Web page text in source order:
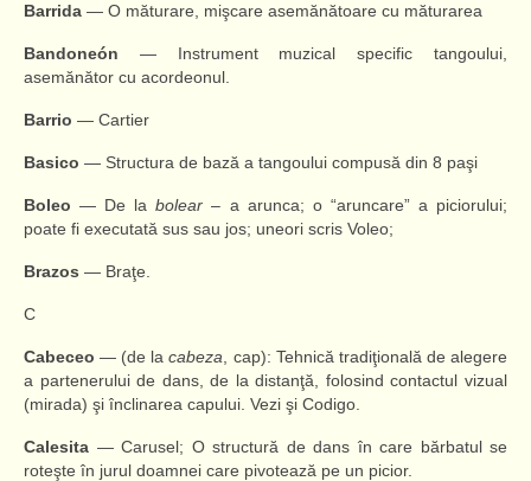
Barrida — O măturare, mişcare asemănătoare cu măturarea
Bandoneón — Instrument muzical specific tangoului,
asemănător cu acordeonul.
Barrio — Cartier
Basico — Structura de bază a tangoului compusă din 8 paşi
Boleo — De labolear – a arunca; o “aruncare” a piciorului;
poate fi executată sus sau jos; uneori scris Voleo;
Brazos — Braţe.
C
Cabeceo — (de lacabeza , cap): Tehnică tradiţională de alegere
a partenerului de dans, de la distanţă, folosind contactul vizual
(mirada) şi înclinarea capului. Vezi şi Codigo.
Calesita — Carusel; O structură de dans în care bărbatul se
roteşte în jurul doamnei care pivotează pe un picior.